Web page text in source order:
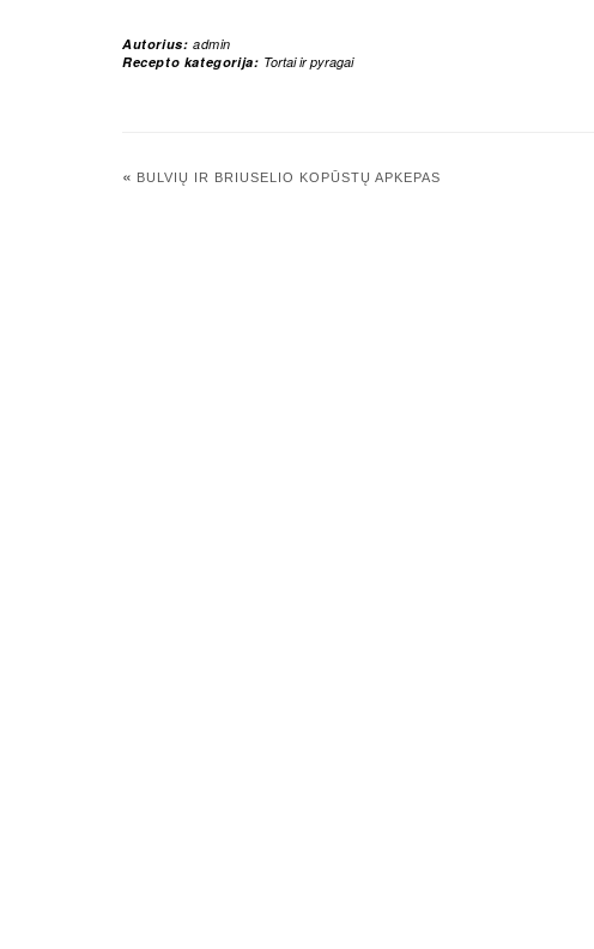
Autorius: admin
Recepto kategorija: Tortai ir pyragai
« BULVIŲ IR BRIUSELIO KOPŪSTŲ APKEPAS